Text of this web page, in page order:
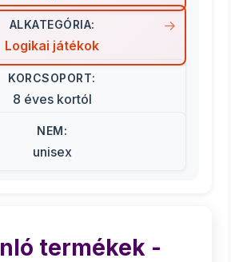
ALKATEGÓRIA:
Logikai játékok
KORCSOPORT:
8 éves kortól
NEM:
unisex
termékek -